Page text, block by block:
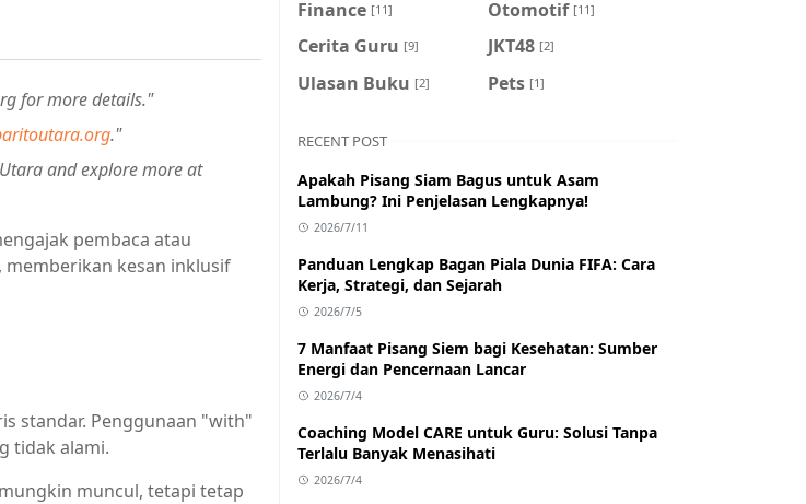
for more details."
."
and explore more at
pembaca atau
kesan inklusif
standar. Penggunaan "with"
tidak alami.
muncul, tetapi tetap
Finance [11] Otomotif [11]
Cerita Guru [9] JKT48 [2]
Ulasan Buku [2] Pets [1]
RECENT POST
Apakah Pisang Siam Bagus untuk Asam
Lambung? Ini Penjelasan Lengkapnya!
2026/7/11
Panduan Lengkap Bagan Piala Dunia FIFA: Cara
Kerja, Strategi, dan Sejarah
2026/7/5
7 Manfaat Pisang Siem bagi Kesehatan: Sumber
Energi dan Pencernaan Lancar
2026/7/4
Coaching Model CARE untuk Guru: Solusi Tanpa
Terlalu Banyak Menasihati
2026/7/4